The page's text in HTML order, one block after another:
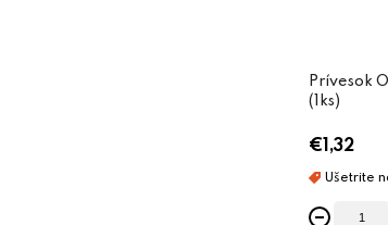
Prívesok
(1ks)
€1,32